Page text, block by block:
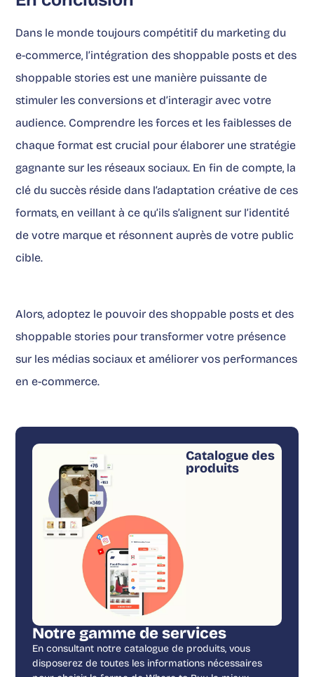
Dans le monde toujours compétitif du marketing du
e-commerce, l’intégration des shoppable posts et des
shoppable stories est une manière puissante de
stimuler les conversions et d’interagir avec votre
audience. Comprendre les forces et les faiblesses de
chaque format est crucial pour élaborer une stratégie
gagnante sur les réseaux sociaux. En fin de compte, la
clé du succès réside dans l’adaptation créative de ces
formats, en veillant à ce qu’ils s’alignent sur l’identité
de votre marque et résonnent auprès de votre public
cible.
Alors, adoptez le pouvoir des shoppable posts et des
shoppable stories pour transformer votre présence
sur les médias sociaux et améliorer vos performances
en e-commerce.
Catalogue des
produits
Notre gamme de services
En consultant notre catalogue de produits, vous
disposerez de toutes les informations nécessaires